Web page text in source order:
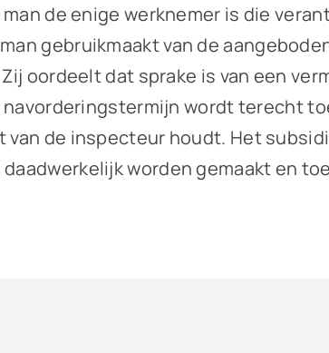
de enige werknemer is die
gebruikmaakt van de
oordeelt dat sprake is van een
navorderingstermijn wordt terecht
de inspecteur houdt. Het
worden gemaakt en